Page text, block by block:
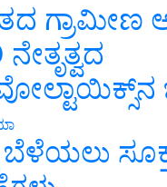
ಗ್ರಾಮೀಣ
ಬೆಳೆಯಲು